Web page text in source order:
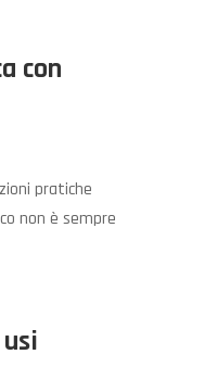
con
pratiche
non è sempre